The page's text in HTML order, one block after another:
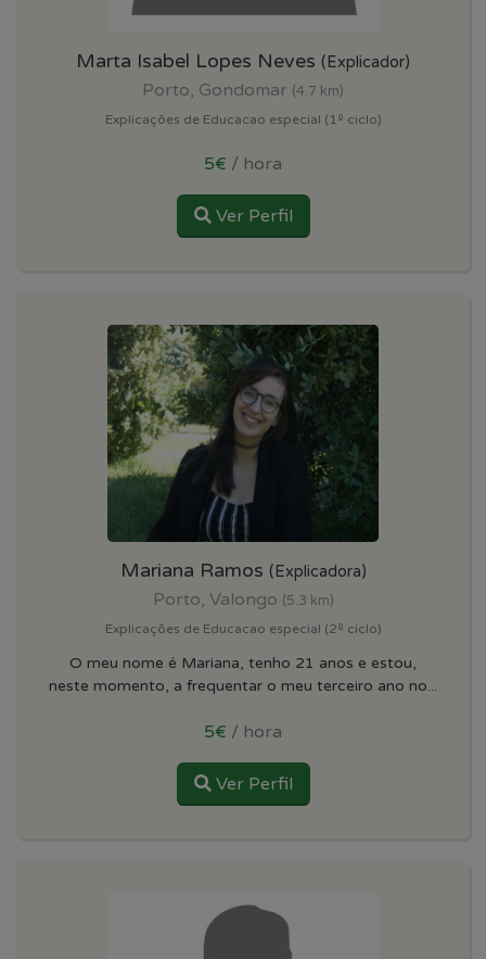
Marta Isabel Lopes Neves (Explicador)
Porto, Gondomar (4.7 km)
Explicações de Educacao especial (1º ciclo)
5€ / hora
Ver Perfil
Mariana Ramos (Explicadora)
Porto, Valongo (5.3 km)
Explicações de Educacao especial (2º ciclo)
O meu nome é Mariana, tenho 21 anos e estou,
neste momento, a frequentar o meu terceiro ano no...
5€ / hora
Ver Perfil